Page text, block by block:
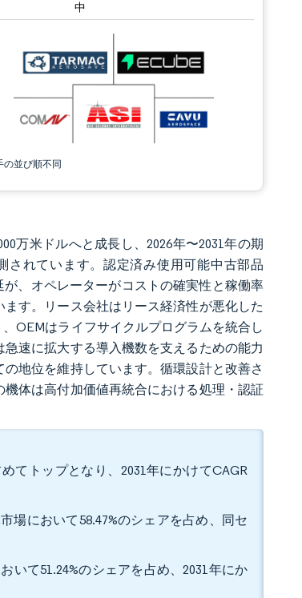
中
の並び順不同
。再利用にはCC BY 4.0の表示が必要です。
万米ドルへと成長し、2026年〜2031年の期
されています。認定済み使用可能中古部品
が、オペレーターがコストの確実性と稼働率
す。リース会社はリース経済性が悪化した
OEMはライフサイクルプログラムを統合し
速に拡大する導入機数を支えるための能力
地位を維持しています。循環設計と改善さ
体は高付加価値再統合における処理・認証
てトップとなり、2031年にかけてCAGR
場において58.47%のシェアを占め、同セ
いて51.24%のシェアを占め、2031年にか